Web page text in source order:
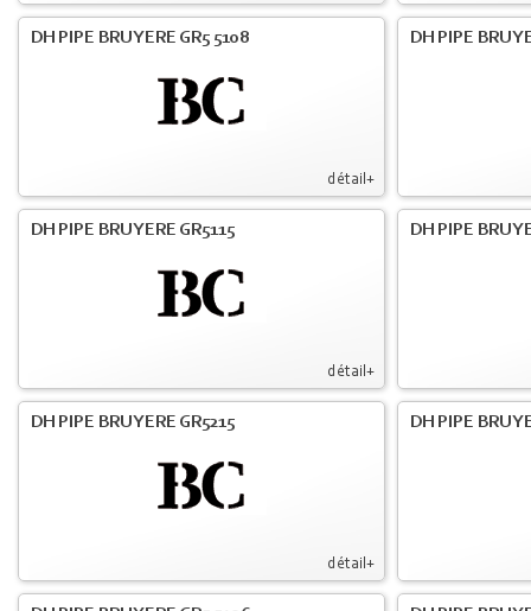
détail+
DH PIPE BRUYERE GR5 5108 DH PIPE
détail+
DH PIPE BRUYERE GR5115 DH PIPE
détail+
DH PIPE BRUYERE GR5215 DH PIPE